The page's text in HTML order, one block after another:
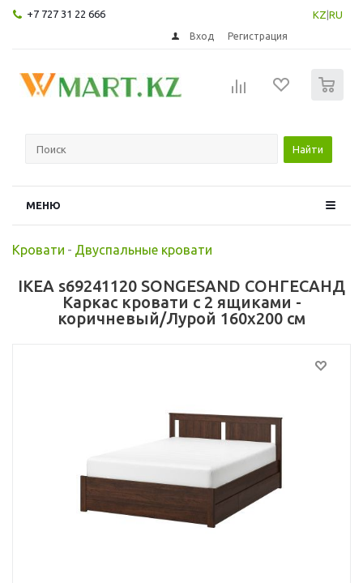
+7 727 31 22 666 KZ RU
Вход Регистрация
Найти
МЕНЮ
Кровати - Двуспальные кровати
IKEA s69241120 SONGESAND СОНГЕСАНД
Каркас кровати с 2 ящиками -
коричневый/Лурой 160x200 см